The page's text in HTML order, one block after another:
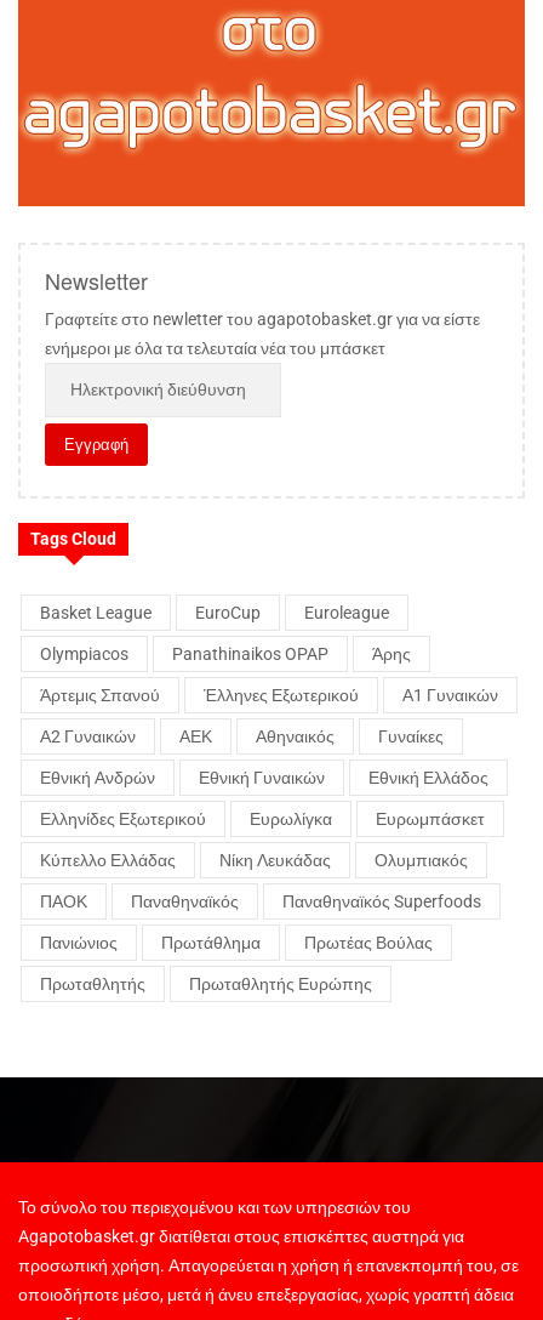
Newsletter
Γραφτείτε στο newletter του agapotobasket.gr για να είστε
ενήμεροι με όλα τα τελευταία νέα του μπάσκετ
Tags Cloud
Basket League EuroCup Euroleague
Olympiacos Panathinaikos OPAP Άρης
Άρτεμις Σπανού Έλληνες Εξωτερικού Α1 Γυναικών
Α2 Γυναικών ΑΕΚ Αθηναικός Γυναίκες
Εθνική Ανδρών Εθνική Γυναικών Εθνική Ελλάδος
Ελληνίδες Εξωτερικού Ευρωλίγκα Ευρωμπάσκετ
Κύπελλο Ελλάδας Νίκη Λευκάδας Ολυμπιακός
ΠΑΟΚ Παναθηναϊκός Παναθηναϊκός Superfoods
Πανιώνιος Πρωτάθλημα Πρωτέας Βούλας
Πρωταθλητής Πρωταθλητής Ευρώπης
Το σύνολο του περιεχομένου και των υπηρεσιών του
Agapotobasket.gr διατίθεται στους επισκέπτες αυστηρά για
προσωπική χρήση. Απαγορεύεται η χρήση ή επανεκπομπή του, σε
οποιοδήποτε μέσο, μετά ή άνευ επεξεργασίας, χωρίς γραπτή άδεια